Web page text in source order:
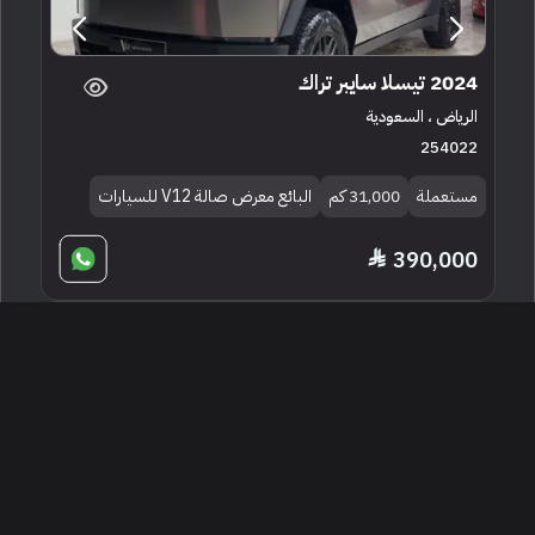
2024 تيسلا سايبر تراك
الرياض ، السعودية
254022
مستعملة 31,000 كم البائع معرض صالة V12 للسيارات
390,000